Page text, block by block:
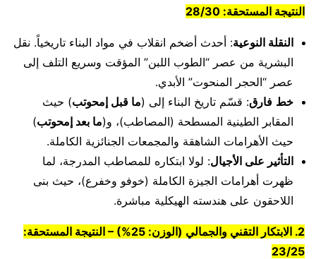
النتيجة المستحقة: 28/30
النقلة النوعية: أحدث أضخم انقلاب في مواد البناء تاريخياً. نقل
البشرية من عصر “الطوب اللبن” المؤقت وسريع التلف إلى
عصر “الحجر المنحوت” الأبدي.
خط فارق: قسّم تاريخ البناء إلى (ما قبل إمحوتب) حيث
المقابر الطينية المسطحة (المصاطب)، و(ما بعد إمحوتب)
حيث الأهرامات الشاهقة والمجمعات الجنائزية الكاملة.
التأثير على الأجيال: لولا ابتكاره للمصاطب المدرجة، لما
ظهرت أهرامات الجيزة الكاملة (خوفو وخفرع)، حيث بنى
اللاحقون على هندسته الهيكلية مباشرة.
2. الابتكار التقني والجمالي (الوزن: 25%) – النتيجة المستحقة:
23/25